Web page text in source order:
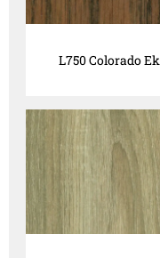
L750 Colorado Ek